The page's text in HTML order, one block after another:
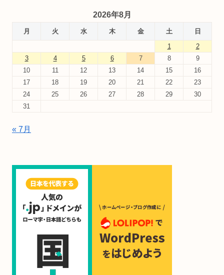
2026年8月
月 火 水 木 金 土
日
1
2
3
4 5 6 7 8
9
10
11 12 13 14 15
16
17
18 19 20 21 22
23
24
25 26 27 28 29
30
31
« 7月